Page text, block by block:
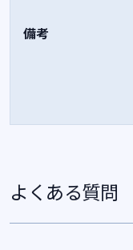
備考
よくある質問